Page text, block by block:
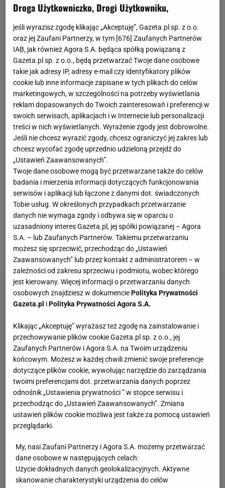
Zobacz wideo
Mehdi Ali Hosseini został aresztowany w 2015 roku i
oskarżony o morderstwo. 29-latek - wraz z kilkoma
innymi osobami - brał udział w bójce, podczas której
zginęła jedna osoba. Dowody nie są jednak jasne.
Opozycja uważa, że Hosseini mógł zostać wrobiony
w morderstwo za wcześniejsze krytykowanie władz.
Z kolei Hamid Mohammad Soryan Reihanpour,
irański mistrz olimpijski w zapasach z Londynu,
apeluje od odstąpienia od kary śmierci.
Droga Użytkowniczko, Drogi Użytkowniku,
jeśli wyrazisz zgodę klikając „Akceptuję”, Gazeta.pl sp. z o.o.
oraz jej Zaufani Partnerzy, w tym [676] Zaufanych Partnerów
IAB, jak również Agora S.A. będąca spółką powiązaną z
Gazeta.pl sp. z o.o., będą przetwarzać Twoje dane osobowe
takie jak adresy IP, adresy e-mail czy identyfikatory plików
cookie lub inne informacje zapisane w tych plikach do celów
marketingowych, w szczególności na potrzeby wyświetlania
reklam dopasowanych do Twoich zainteresowań i preferencji w
swoich serwisach, aplikacjach i w Internecie lub personalizacji
treści w nich wyświetlanych. Wyrażenie zgody jest dobrowolne.
Jeśli nie chcesz wyrazić zgody, chcesz ograniczyć jej zakres lub
chcesz wycofać zgodę uprzednio udzieloną przejdź do
„Ustawień Zaawansowanych”.
Twoje dane osobowe mogą być przetwarzane także do celów
badania i mierzenia informacji dotyczących funkcjonowania
serwisów i aplikacji lub łączone z danymi dot. świadczonych
Tobie usług. W określonych przypadkach przetwarzanie
danych nie wymaga zgody i odbywa się w oparciu o
uzasadniony interes Gazeta.pl, jej spółki powiązanej – Agora
S.A. – lub Zaufanych Partnerów. Takiemu przetwarzaniu
możesz się sprzeciwić, przechodząc do „Ustawień
Zaawansowanych” lub przez kontakt z administratorem – w
zależności od zakresu sprzeciwu i podmiotu, wobec którego
jest kierowany. Więcej informacji o przetwarzaniu danych
osobowych znajdziesz w dokumenciePolityka Prywatności
Gazeta.pl iPolityka Prywatności Agora S.A.
Klikając „Akceptuję” wyrażasz też zgodę na zainstalowanie i
przechowywanie plików cookie Gazeta.pl sp. z o.o., jej
Zaufanych Partnerów i Agora S.A. na Twoim urządzeniu
końcowym. Możesz w każdej chwili zmienić swoje preferencje
dotyczące plików cookie, wywołując narzędzie do zarządzania
twoimi preferencjami dot. przetwarzania danych poprzez
odnośnik „Ustawienia prywatności ” w stopce serwisu i
przechodząc do „Ustawień Zaawansowanych”. Zmiana
ustawień plików cookie możliwa jest także za pomocą ustawień
przeglądarki.
My, nasi Zaufani Partnerzy i Agora S.A. możemy przetwarzać
dane osobowe w następujących celach:
Użycie dokładnych danych geolokalizacyjnych. Aktywne
skanowanie charakterystyki urządzenia do celów